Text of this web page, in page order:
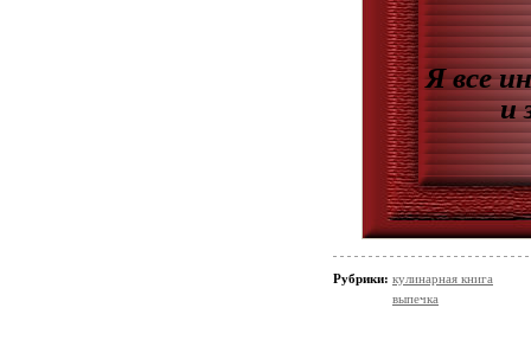
Я все
и
Рубрики: кулинарная книга
выпечка